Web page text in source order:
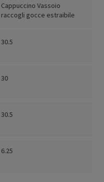
Cappuccino Vassoio
raccogli gocce estraibile
30.5
30
30.5
6.25